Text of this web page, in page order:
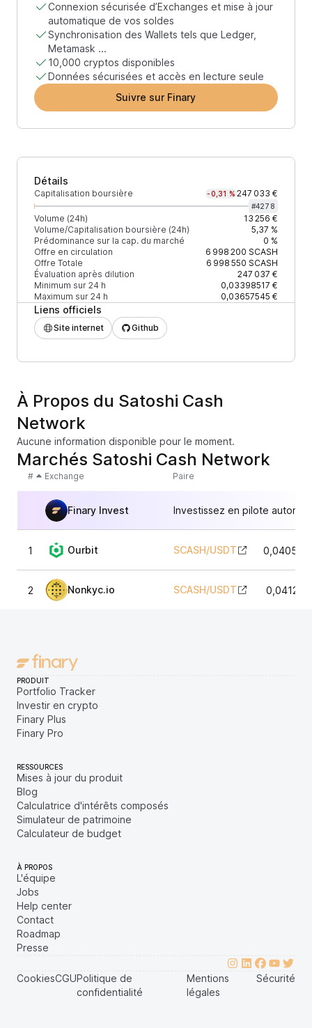
Connexion sécurisée d’Exchanges et mise à jour
automatique de vos soldes
Synchronisation des Wallets tels que Ledger,
Metamask ...
10,000 cryptos disponibles
Données sécurisées et accès en lecture seule
Suivre sur Finary
Détails
Capitalisation boursière -0,31 % 247 033 €
#4278
Volume (24h)
13 256 €
Volume/Capitalisation boursière (24h)
5,37 %
Prédominance sur la cap. du marché
0 %
Offre en circulation
6 998 200 SCASH
Offre Totale
6 998 550 SCASH
Évaluation après dilution
247 037 €
Minimum sur 24 h
0,03398517 €
Maximum sur 24 h
0,03657545 €
Liens officiels
Site internet Github
À Propos du Satoshi Cash
Network
Aucune information disponible pour le moment.
Marchés Satoshi Cash Network
# Exchange Paire
Finary Invest Investissez en pilote
1 Ourbit SCASH/USDT
2 Nonkyc.io SCASH/USDT
PRODUIT
Portfolio Tracker
Investir en crypto
Finary Plus
Finary Pro
RESSOURCES
Mises à jour du produit
Blog
Calculatrice d'intérêts composés
Simulateur de patrimoine
Calculateur de budget
À PROPOS
L'équipe
Jobs
Help center
Contact
Roadmap
Presse
CookiesCGUPolitique de
confidentialité
Mentions
légales
Sécurité